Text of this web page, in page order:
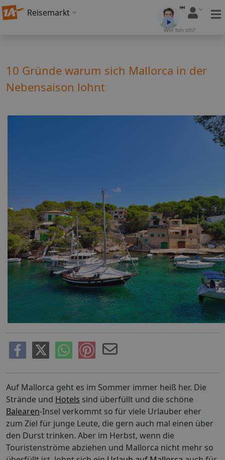
Reisemarkt
Wer bin ich?
10 Gründe warum sich Mallorca in der
Nebensaison lohnt
Auf Mallorca geht es im Sommer immer heiß her. Die
Strände und Hotels sind überfüllt und die schöne
Balearen-Insel verkommt so für viele Urlauber eher
zum Ziel für junge Leute, die gern auch mal einen über
den Durst trinken. Aber im Herbst, wenn die
Touristenströme abziehen und Mallorca nicht mehr so